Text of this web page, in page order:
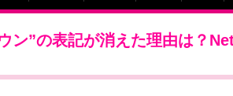
ン”の表記が消えた理由は？